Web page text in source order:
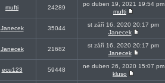
mufti 24289
po duben 19, 2021 19:54 pm
mufti
Janecek 35044
st září 16, 2020 20:17 pm
Janecek
Janecek 21682
st září 16, 2020 20:17 pm
Janecek
ecu123 59448
ne duben 26, 2020 15:07 pm
kluso